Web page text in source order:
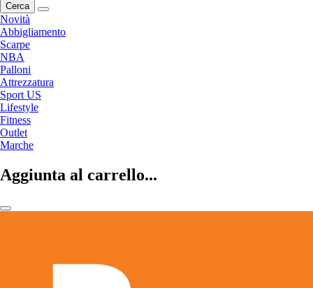
Cerca
Novità
Abbigliamento
Scarpe
NBA
Palloni
Attrezzatura
Sport US
Lifestyle
Fitness
Outlet
Marche
Aggiunta al carrello...